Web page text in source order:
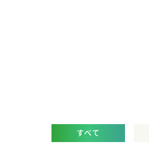
すべて